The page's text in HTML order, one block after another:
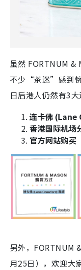
虽然 FORTNUM &
不少“茶迷”感到惋
日后港人仍然有3大
连卡佛
香港国际机场
官方网站购买
另外，FORTNUM
月25日），欢迎大